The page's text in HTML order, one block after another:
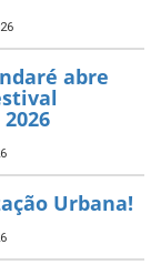
Selo
e
apoio ao